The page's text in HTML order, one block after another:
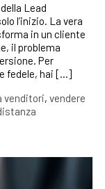
Lead
l’inizio. La vera
in un cliente
il problema
Per
fedele, hai […]
venditori, vendere